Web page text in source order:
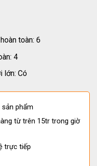
toàn: 6
4
lớn: Có
phẩm
từ trên 15tr trong giờ
trực tiếp